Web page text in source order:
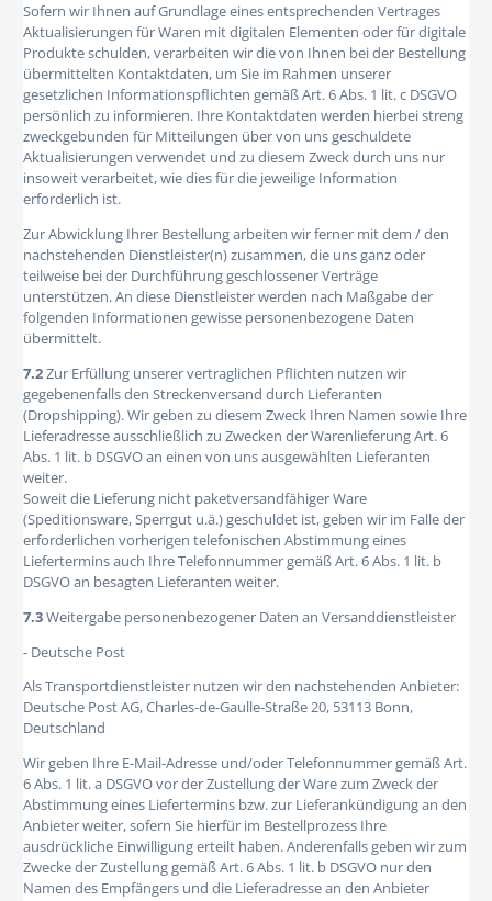
Sofern wir Ihnen auf Grundlage eines entsprechenden Vertrages
Aktualisierungen für Waren mit digitalen Elementen oder für digitale
Produkte schulden, verarbeiten wir die von Ihnen bei der Bestellung
übermittelten Kontaktdaten, um Sie im Rahmen unserer
gesetzlichen Informationspflichten gemäß Art. 6 Abs. 1 lit. c DSGVO
persönlich zu informieren. Ihre Kontaktdaten werden hierbei streng
zweckgebunden für Mitteilungen über von uns geschuldete
Aktualisierungen verwendet und zu diesem Zweck durch uns nur
insoweit verarbeitet, wie dies für die jeweilige Information
erforderlich ist.
Zur Abwicklung Ihrer Bestellung arbeiten wir ferner mit dem / den
nachstehenden Dienstleister(n) zusammen, die uns ganz oder
teilweise bei der Durchführung geschlossener Verträge
unterstützen. An diese Dienstleister werden nach Maßgabe der
folgenden Informationen gewisse personenbezogene Daten
übermittelt.
7.2Zur Erfüllung unserer vertraglichen Pflichten nutzen wir
gegebenenfalls den Streckenversand durch Lieferanten
(Dropshipping). Wir geben zu diesem Zweck Ihren Namen sowie Ihre
Lieferadresse ausschließlich zu Zwecken der Warenlieferung Art. 6
Abs. 1 lit. b DSGVO an einen von uns ausgewählten Lieferanten
weiter.
Soweit die Lieferung nicht paketversandfähiger Ware
(Speditionsware, Sperrgut u.ä.) geschuldet ist, geben wir im Falle der
erforderlichen vorherigen telefonischen Abstimmung eines
Liefertermins auch Ihre Telefonnummer gemäß Art. 6 Abs. 1 lit. b
DSGVO an besagten Lieferanten weiter.
7.3Weitergabe personenbezogener Daten an Versanddienstleister
- Deutsche Post
Als Transportdienstleister nutzen wir den nachstehenden Anbieter:
Deutsche Post AG, Charles-de-Gaulle-Straße 20, 53113 Bonn,
Deutschland
Wir geben Ihre E-Mail-Adresse und/oder Telefonnummer gemäß Art.
6 Abs. 1 lit. a DSGVO vor der Zustellung der Ware zum Zweck der
Abstimmung eines Liefertermins bzw. zur Lieferankündigung an den
Anbieter weiter, sofern Sie hierfür im Bestellprozess Ihre
ausdrückliche Einwilligung erteilt haben. Anderenfalls geben wir zum
Zwecke der Zustellung gemäß Art. 6 Abs. 1 lit. b DSGVO nur den
Namen des Empfängers und die Lieferadresse an den Anbieter